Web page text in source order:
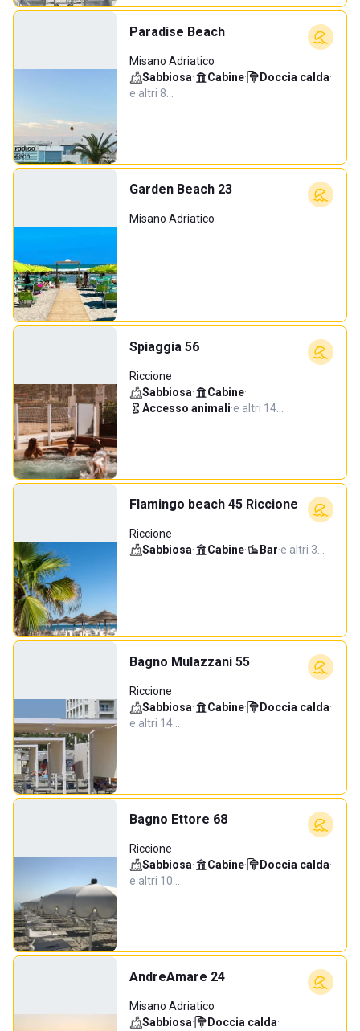
Paradise Beach
Misano Adriatico
Sabbiosa· Cabine· Doccia calda·
e altri 8…
Garden Beach 23
Misano Adriatico
Spiaggia 56
Riccione
Sabbiosa· Cabine·
Accesso animali·e altri 14…
Flamingo beach 45 Riccione
Riccione
Sabbiosa· Cabine· Bar·e altri 3…
Bagno Mulazzani 55
Riccione
Sabbiosa· Cabine· Doccia calda·
e altri 14…
Bagno Ettore 68
Riccione
Sabbiosa· Cabine· Doccia calda·
e altri 10…
AndreAmare 24
Misano Adriatico
Sabbiosa· Doccia calda·